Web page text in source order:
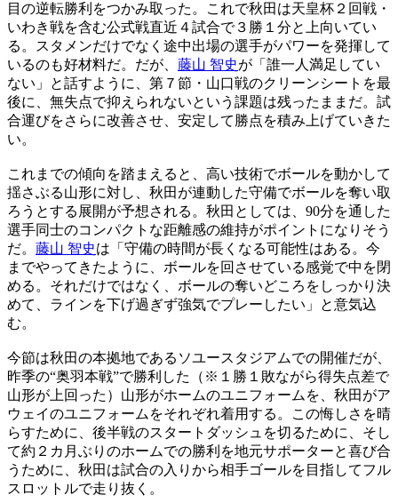
目の逆転勝利をつかみ取った。これで秋田は天皇杯２回戦・
いわき戦を含む公式戦直近４試合で３勝１分と上向いてい
る。スタメンだけでなく途中出場の選手がパワーを発揮して
いるのも好材料だ。だが、 藤山 智史が「誰一人満足してい
ない」と話すように、第７節・山口戦のクリーンシートを最
後に、無失点で抑えられないという課題は残ったままだ。試
合運びをさらに改善させ、安定して勝点を積み上げていきた
い。
これまでの傾向を踏まえると、高い技術でボールを動かして
揺さぶる山形に対し、秋田が連動した守備でボールを奪い取
ろうとする展開が予想される。秋田としては、90分を通した
選手同士のコンパクトな距離感の維持がポイントになりそう
だ。 藤山 智史は「守備の時間が長くなる可能性はある。今
までやってきたように、ボールを回させている感覚で中を閉
める。それだけではなく、ボールの奪いどころをしっかり決
めて、ラインを下げ過ぎず強気でプレーしたい」と意気込
む。
今節は秋田の本拠地であるソユースタジアムでの開催だが、
昨季の“奥羽本戦”で勝利した（※１勝１敗ながら得失点差で
山形が上回った）山形がホームのユニフォームを、秋田がア
ウェイのユニフォームをそれぞれ着用する。この悔しさを晴
らすために、後半戦のスタートダッシュを切るために、そし
て約２カ月ぶりのホームでの勝利を地元サポーターと喜び合
うために、秋田は試合の入りから相手ゴールを目指してフル
スロットルで走り抜く。